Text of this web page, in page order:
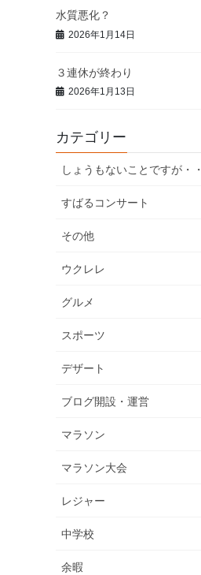
水質悪化？
2026年1月14日
３連休が終わり
2026年1月13日
カテゴリー
しょうもないことですが・・
すばるコンサート
その他
ウクレレ
グルメ
スポーツ
デザート
ブログ開設・運営
マラソン
マラソン大会
レジャー
中学校
余暇